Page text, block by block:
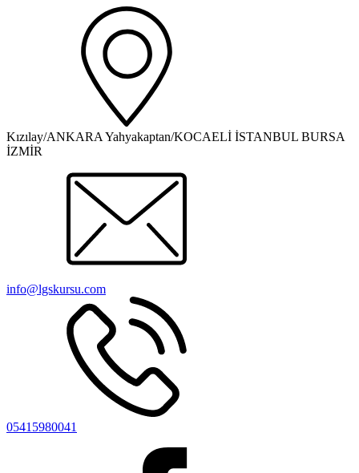
Kızılay/ANKARA Yahyakaptan/KOCAELİ İSTANBUL BURSA
İZMİR
info@lgskursu.com
05415980041